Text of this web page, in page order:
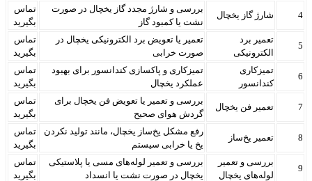
4 شارژ گاز یخچال
بررسی و شارژ مجدد گاز یخچال در صورت
نشت یا کمبود گاز
تماس
بگیرید
5
تعمیر برد
الکترونیکی
تعمیر یا تعویض برد الکترونیکی یخچال در
صورت خرابی
تماس
بگیرید
6
تمیزکاری
کندانسور
تمیزکاری و پاکسازی کندانسور برای بهبود
عملکرد یخچال
تماس
بگیرید
7 تعمیر فن یخچال
بررسی و تعمیر یا تعویض فن یخچال برای
گردش هوای صحیح
تماس
بگیرید
8 تعمیر یخ‌ساز
رفع مشکل یخ‌ساز یخچال، مانند تولید نکردن
یخ یا خرابی سیستم
تماس
بگیرید
9
بررسی و تعمیر
لوله‌های یخچال
بررسی و تعمیر لوله‌های مسی یا پلاستیکی
یخچال در صورت نشت یا انسداد
تماس
بگیرید